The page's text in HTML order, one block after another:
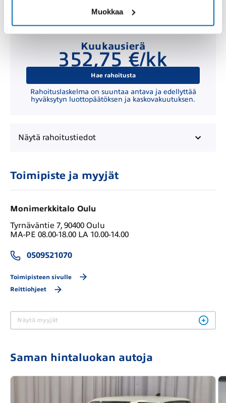
Muokkaa
Kuukausierä
352,75 €/kk
Hae rahoitusta
Rahoituslaskelma on suuntaa antava ja edellyttää
hyväksytyn luottopäätöksen ja kaskovakuutuksen.
Näytä rahoitustiedot
Toimipiste ja myyjät
Monimerkkitalo Oulu
Tyrnäväntie 7, 90400 Oulu
MA-PE 08.00-18.00 LA 10.00-14.00
0509521070
Toimipisteen sivulle
Reittiohjeet
Näytä myyjät
Saman hintaluokan autoja